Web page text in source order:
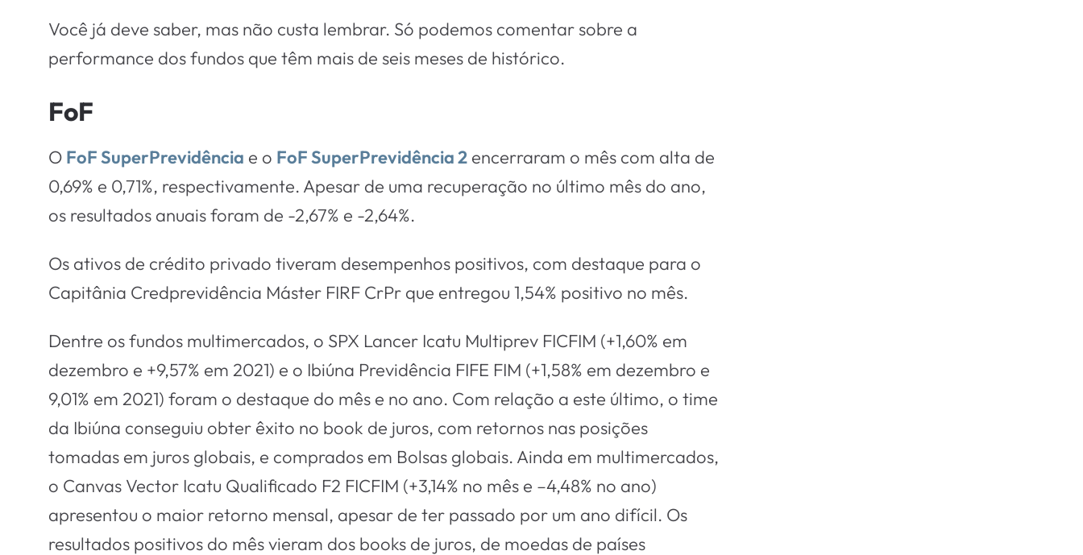
Você já deve saber, mas não custa lembrar. Só podemos comentar sobre a
performance dos fundos que têm mais de seis meses de histórico.
FoF
O FoF SuperPrevidência e o FoF SuperPrevidência 2 encerraram o mês com alta de
0,69% e 0,71%, respectivamente. Apesar de uma recuperação no último mês do ano,
os resultados anuais foram de -2,67% e -2,64%.
Os ativos de crédito privado tiveram desempenhos positivos, com destaque para o
Capitânia Credprevidência Máster FIRF CrPr que entregou 1,54% positivo no mês.
Dentre os fundos multimercados, o SPX Lancer Icatu Multiprev FICFIM (+1,60% em
dezembro e +9,57% em 2021) e o Ibiúna Previdência FIFE FIM (+1,58% em dezembro e
9,01% em 2021) foram o destaque do mês e no ano. Com relação a este último, o time
da Ibiúna conseguiu obter êxito no book de juros, com retornos nas posições
tomadas em juros globais, e comprados em Bolsas globais. Ainda em multimercados,
o Canvas Vector Icatu Qualificado F2 FICFIM (+3,14% no mês e –4,48% no ano)
apresentou o maior retorno mensal, apesar de ter passado por um ano difícil. Os
resultados positivos do mês vieram dos books de juros, de moedas de países